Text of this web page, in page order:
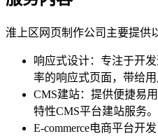
淮上区网页制作公司主要提供
响应式设计：专注于开
率的响应式页面，带给用
CMS建站：提供便捷易
特性CMS平台建站服务。
E-commerce电商平台开